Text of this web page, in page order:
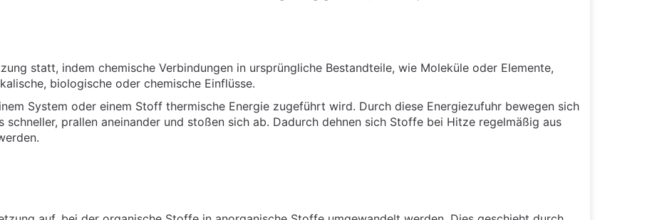
statt, indem chemische Verbindungen in ursprüngliche Bestandteile, wie Moleküle oder Elemente,
biologische oder chemische Einflüsse.
System oder einem Stoff thermische Energie zugeführt wird. Durch diese Energiezufuhr bewegen sich
prallen aneinander und stoßen sich ab. Dadurch dehnen sich Stoffe bei Hitze regelmäßig aus